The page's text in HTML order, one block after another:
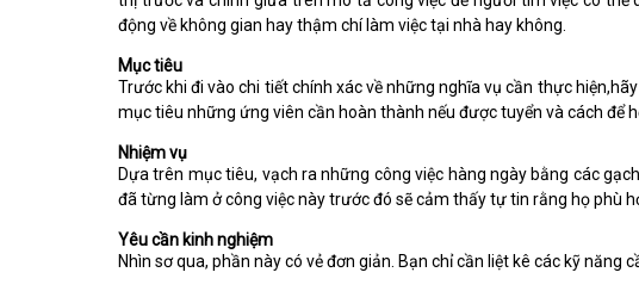
động về không gian hay thậm chí làm việc tại nhà hay không.
Mục tiêu
Trước khi đi vào chi tiết chính xác về những nghĩa vụ cần thực
mục tiêu những ứng viên cần hoàn thành nếu được tuyển và cách để
Nhiệm vụ
Dựa trên mục tiêu, vạch ra những công việc hàng ngày bằng các
đã từng làm ở công việc này trước đó sẽ cảm thấy tự tin rằng họ phù
Yêu cần kinh nghiệm
Nhìn sơ qua, phần này có vẻ đơn giản. Bạn chỉ cần liệt kê các kỹ